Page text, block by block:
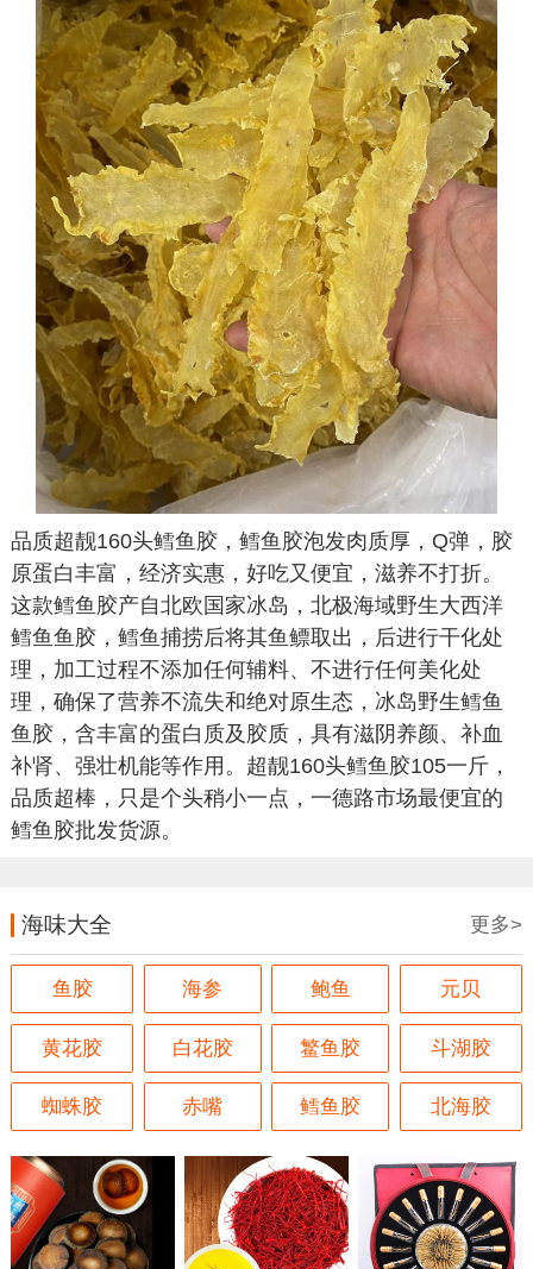
品质超靓160头鳕鱼胶，鳕鱼胶泡发肉质厚，Q弹，胶
原蛋白丰富，经济实惠，好吃又便宜，滋养不打折。
这款鳕鱼胶产自北欧国家冰岛，北极海域野生大西洋
鳕鱼鱼胶，鳕鱼捕捞后将其鱼鳔取出，后进行干化处
理，加工过程不添加任何辅料、不进行任何美化处
理，确保了营养不流失和绝对原生态，冰岛野生鳕鱼
鱼胶，含丰富的蛋白质及胶质，具有滋阴养颜、补血
补肾、强壮机能等作用。超靓160头鳕鱼胶105一斤，
品质超棒，只是个头稍小一点，一德路市场最便宜的
鳕鱼胶批发货源。
海味大全 更多>
鱼胶 海参 鲍鱼 元贝
黄花胶 白花胶 鳘鱼胶 斗湖胶
蜘蛛胶 赤嘴 鳕鱼胶 北海胶